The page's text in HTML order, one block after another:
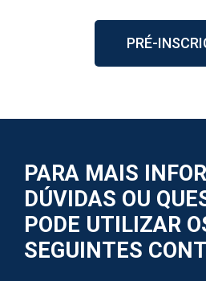
PRÉ-
PARA MAIS
DÚVIDAS OU
PODE UTILIZAR
SEGUINTES